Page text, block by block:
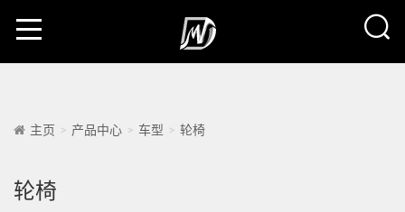
主页 产品中心 车型 轮椅
轮椅